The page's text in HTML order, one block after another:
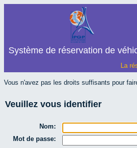
Système de réservation de
La
Vous n'avez pas les droits suffisants pour
Veuillez vous identifier
Nom:
Mot de passe: